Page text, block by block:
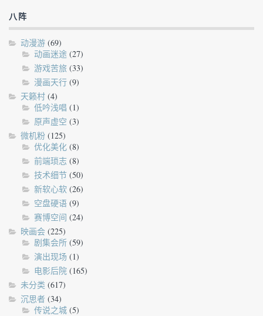
八阵
动漫游 (69)
动画迷途 (27)
游戏苦旅 (33)
漫画天行 (9)
天籁村 (4)
低吟浅唱 (1)
原声虚空 (3)
微机粉 (125)
优化美化 (8)
前端琐志 (8)
技术细节 (50)
新软心软 (26)
空盘硬语 (9)
赛博空间 (24)
映画会 (225)
剧集会所 (59)
演出现场 (1)
电影后院 (165)
未分类 (617)
沉思者 (34)
传说之城 (5)